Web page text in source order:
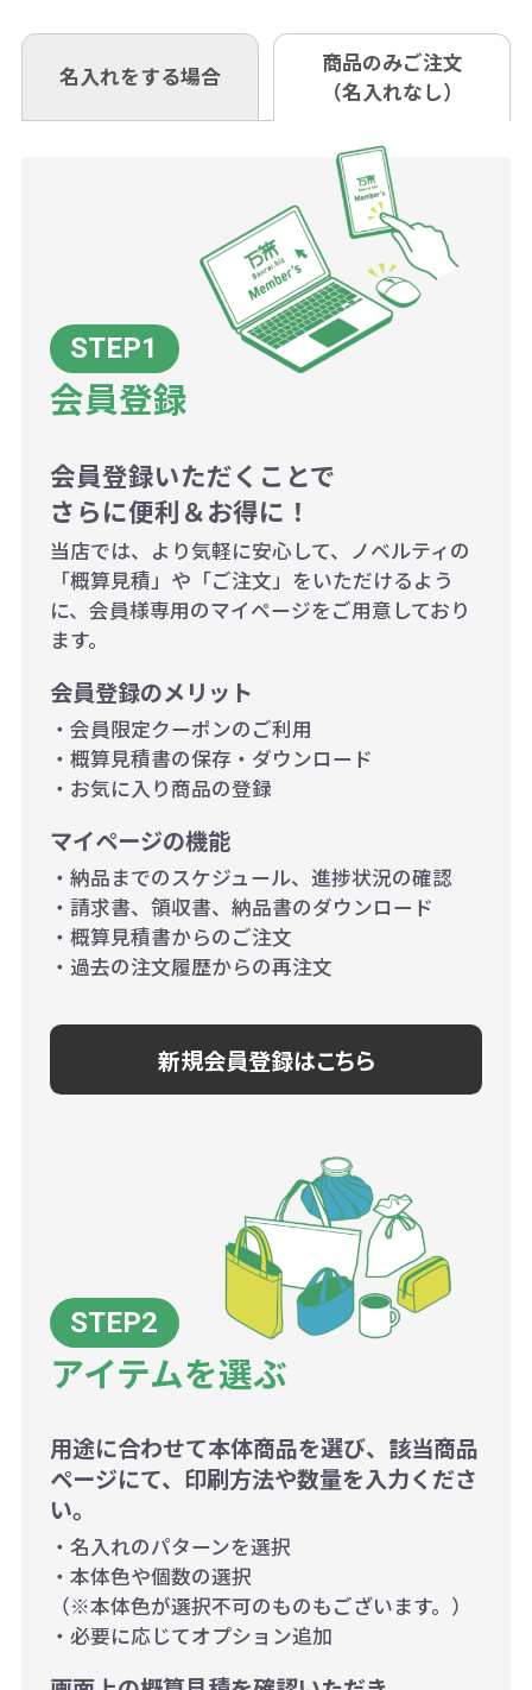
お問合せ先
0120-979-907
AM10:00～PM5:00（土・日・祝日を
同じ版で多くの数量を印刷すると、1
個当たりの印刷代単価がお安くなり
一方、数量が少なく一定数に満たな
い場合は、単価計算ではなく、印刷
代の基本料金を一式頂戴する場合が
ございます。
ボリュームディスカウントの計算は
商品や印刷方法によって異なります
ので、予めご了承ください。
例：200個未満（1式：18,000円）
200個~499個の場合：42円（1個
当たり）
500個~999個の場合：35円（1個
1,000個以上：28円（1個当た
り）
※振り込み手数料はお客さま負担と
なりますのでご注意ください。
あれば、午前中までにご注文とご入
金いただければ翌日着でお送りする
お急ぎの場合、ご相談ください。最
大限努力いたします。
も複数ヶ所への納品の場合、別途送
料頂戴する場合がございます。
詳細はこちらご確認ください。
名入れをする場合
商品のみご注文
（名入れなし）
会員登録
会員登録いただくことで
さらに便利＆お得に！
当店では、より気軽に安心して、ノベルティの
「概算見積」や「ご注文」をいただけるよう
に、会員様専用のマイページをご用意しており
ます。
会員登録のメリット
・会員限定クーポンのご利用
・概算見積書の保存・ダウンロード
・お気に入り商品の登録
マイページの機能
・納品までのスケジュール、進捗状況の確認
・請求書、領収書、納品書のダウンロード
・概算見積書からのご注文
・過去の注文履歴からの再注文
新規会員登録はこちら
アイテムを選ぶ
用途に合わせて本体商品を選び、該当商品
ページにて、印刷方法や数量を入力くださ
い。
・名入れのパターンを選択
・本体色や個数の選択
（※本体色が選択不可のものもございます。）
・必要に応じてオプション追加